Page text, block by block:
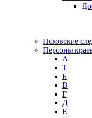
Псковские
Персоны
А
T
Б
В
Г
Д
Е